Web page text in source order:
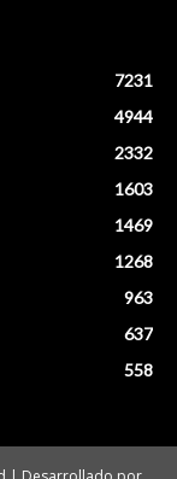
7231
4944
2332
1603
1469
1268
963
637
558